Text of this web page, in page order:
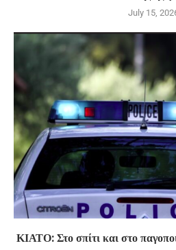
July 15,
ΚΙΑΤΟ: Στο σπίτι και στο